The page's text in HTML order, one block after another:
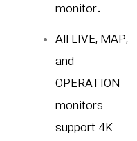
monitor.
All LIVE, MAP,
and
OPERATION
monitors
support 4K